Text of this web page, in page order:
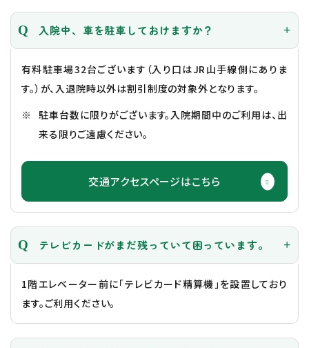
入院中、車を駐車しておけますか？
有料駐車場32台ございます（入り口はJR山手線側にありま
す。）が、入退院時以外は割引制度の対象外となります。
駐車台数に限りがございます。入院期間中のご利用は、出
来る限りご遠慮ください。
交通アクセスページはこちら
テレビカードがまだ残っていて困っています。
1階エレベーター前に「テレビカード精算機」を設置しており
ます。ご利用ください。